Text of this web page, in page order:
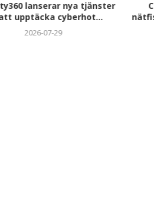
lanserar nya tjänster
upptäcka cyberhot...
2026-07-29